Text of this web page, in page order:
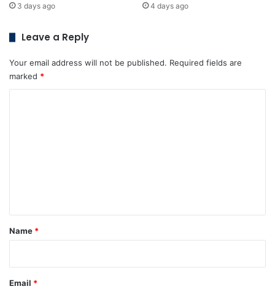
3 days ago 4 days ago
Leave a Reply
Your email address will not be published. Required fields are
marked *
*
Name *
Email *